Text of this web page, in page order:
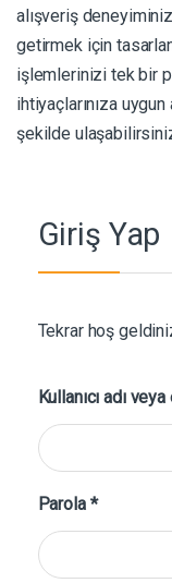
alışveriş
getirmek için
işlemlerinizi tek bir
ihtiyaçlarınıza
şekilde
Giriş Yap
Tekrar hoş
Kullanıcı adı
Parola *Gerekli